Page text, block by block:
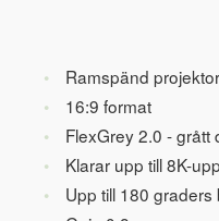
Ramspänd
16:9 format
FlexGrey 2.0 - grått
Klarar upp till 8K-
Upp till 180